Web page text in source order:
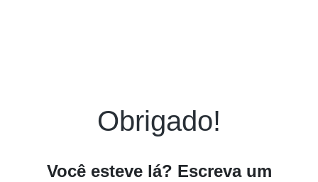
Obrigado!
Você esteve lá? Escreva um